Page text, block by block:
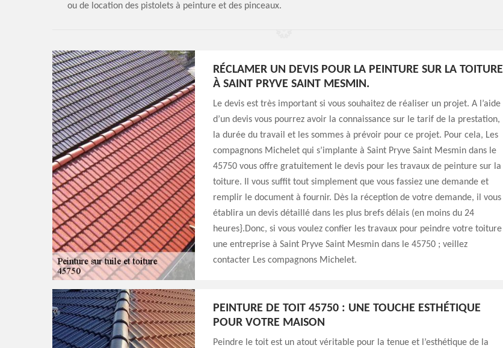
ou de location des pistolets à peinture et des pinceaux.
RÉCLAMER UN DEVIS POUR LA PEINTURE SUR LA TOITURE
À SAINT PRYVE SAINT MESMIN.
Le devis est très important si vous souhaitez de réaliser un projet. A l’aide
d’un devis vous pourrez avoir la connaissance sur le tarif de la prestation,
la durée du travail et les sommes à prévoir pour ce projet. Pour cela, Les
compagnons Michelet qui s’implante à Saint Pryve Saint Mesmin dans le
45750 vous offre gratuitement le devis pour les travaux de peinture sur la
toiture. Il vous suffit tout simplement que vous fassiez une demande et
remplir le document à fournir. Dès la réception de votre demande, il vous
établira un devis détaillé dans les plus brefs délais (en moins du 24
heures}.Donc, si vous voulez confier les travaux pour peindre votre toiture
une entreprise à Saint Pryve Saint Mesmin dans le 45750 ; veillez
contacter Les compagnons Michelet.
PEINTURE DE TOIT 45750 : UNE TOUCHE ESTHÉTIQUE
POUR VOTRE MAISON
Peindre le toit est un atout véritable pour la tenue et l’esthétique de la